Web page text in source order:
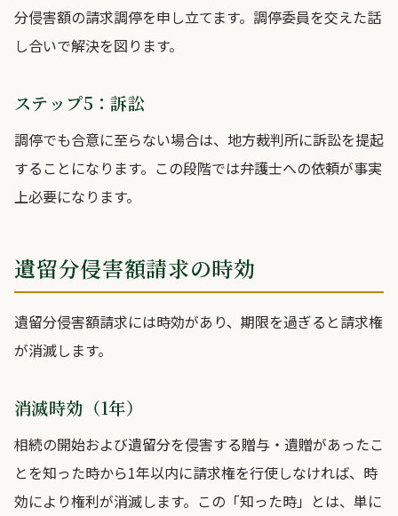
分侵害額の請求調停を申し立てます。調停委員を交えた話
し合いで解決を図ります。
ステップ5：訴訟
調停でも合意に至らない場合は、地方裁判所に訴訟を提起
することになります。この段階では弁護士への依頼が事実
上必要になります。
遺留分侵害額請求の時効
遺留分侵害額請求には時効があり、期限を過ぎると請求権
が消滅します。
消滅時効（1年）
相続の開始および遺留分を侵害する贈与・遺贈があったこ
とを知った時から1年以内に請求権を行使しなければ、時
効により権利が消滅します。この「知った時」とは、単に